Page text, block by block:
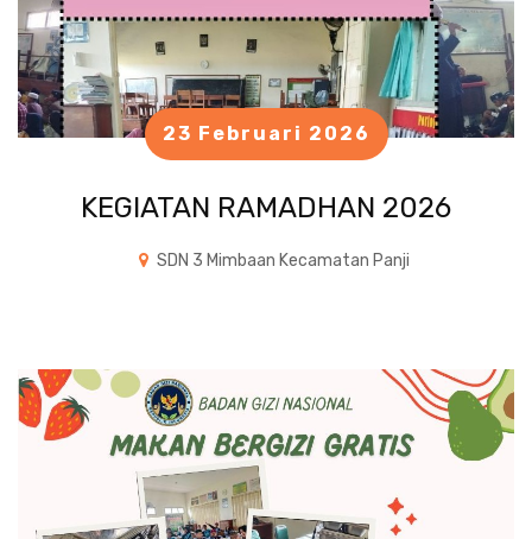
23 Februari 2026
KEGIATAN RAMADHAN 2026
SDN 3 Mimbaan Kecamatan Panji